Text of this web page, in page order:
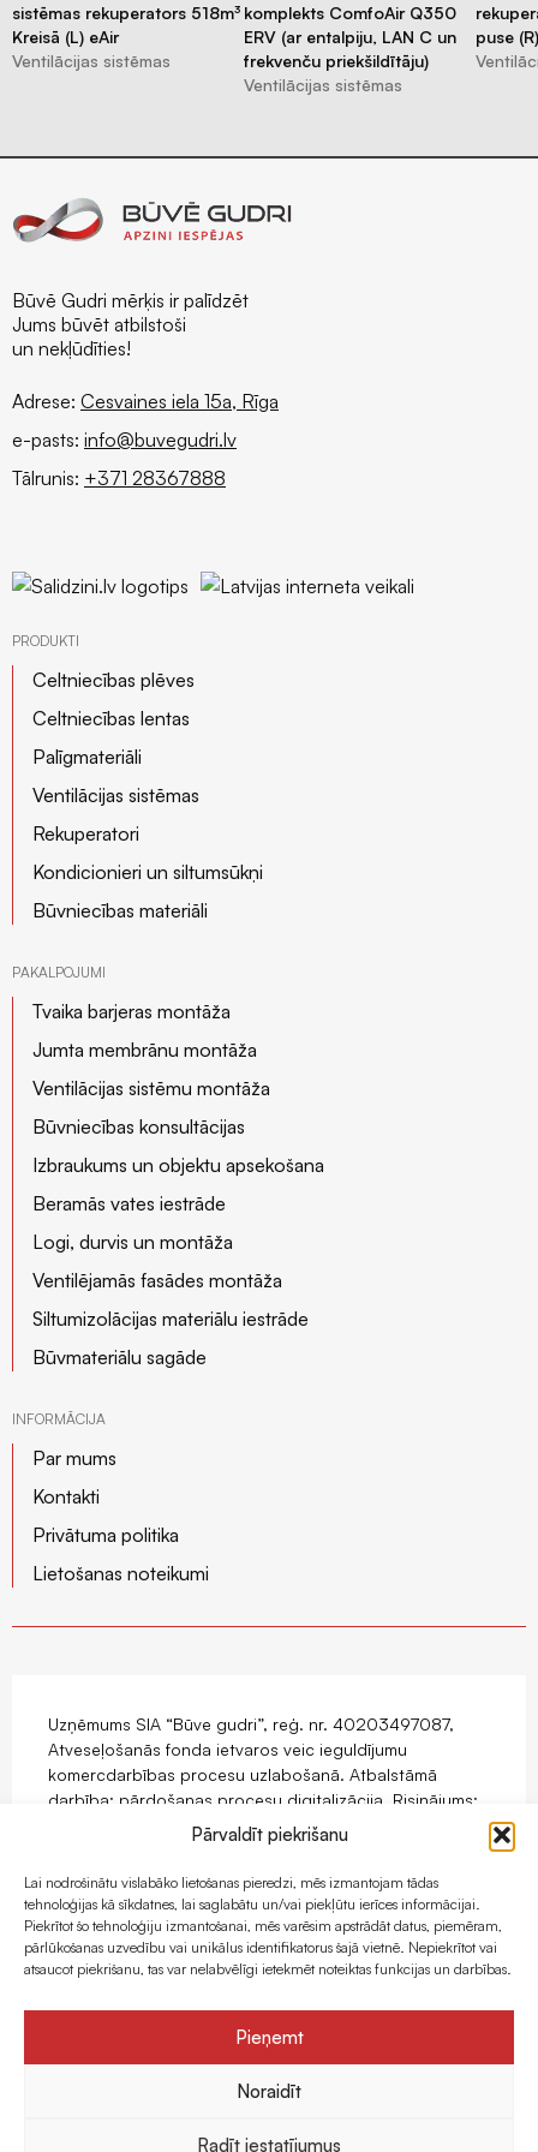
Pārvaldīt piekrišanu
Lai nodrošinātu vislabāko lietošanas pieredzi, mēs izmantojam tādas
tehnoloģijas kā sīkdatnes, lai saglabātu un/vai piekļūtu ierīces informācijai.
Piekrītot šo tehnoloģiju izmantošanai, mēs varēsim apstrādāt datus, piemēram,
pārlūkošanas uzvedību vai unikālus identifikatorus šajā vietnē. Nepiekrītot vai
atsaucot piekrišanu, tas var nelabvēlīgi ietekmēt noteiktas funkcijas un darbības.
Pieņemt
Noraidīt
Radīt iestatījumus
sistēmas rekuperators 518m³
Kreisā (L) eAir
Ventilācijas sistēmas
komplekts ComfoAir Q350
ERV (ar entalpiju, LAN C un
frekvenču priekšildītāju)
Ventilācijas sistēmas
puse
Būvē Gudri mērķis ir palīdzēt
Jums būvēt atbilstoši
un nekļūdīties!
Adrese: Cesvaines iela 15a, Rīga
e-pasts: info@buvegudri.lv
Tālrunis: +371 28367888
PRODUKTI
Celtniecības plēves
Celtniecības lentas
Palīgmateriāli
Ventilācijas sistēmas
Rekuperatori
Kondicionieri un siltumsūkņi
Būvniecības materiāli
PAKALPOJUMI
Tvaika barjeras montāža
Jumta membrānu montāža
Ventilācijas sistēmu montāža
Būvniecības konsultācijas
Izbraukums un objektu apsekošana
Beramās vates iestrāde
Logi, durvis un montāža
Ventilējamās fasādes montāža
Siltumizolācijas materiālu iestrāde
Būvmateriālu sagāde
INFORMĀCIJA
Par mums
Kontakti
Privātuma politika
Lietošanas noteikumi
Uzņēmums SIA “Būve gudri”, reģ. nr. 40203497087,
Atveseļošanās fonda ietvaros veic ieguldījumu
komercdarbības procesu uzlabošanā. Atbalstāmā
darbība: pārdošanas procesu digitalizācija. Risinājums:
mājaslapas ar e-komercijas funkcionalitāti izstrāde.
Projekts tiek īstenots ar Eiropas Savienības
Atveseļošanas fonda atbalstu.